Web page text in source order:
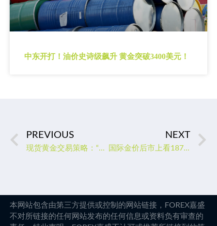
中东开打！油价史诗级飙升 黄金突破3400美元！
PREVIOUS
现货黄金交易策略：“小非农”携手初请数据来袭，警惕空头反扑
NEXT
国际金价后市上看1878美元
本网站包含由第三方提供或控制的网站链接，FOREX嘉盛
不对所链接的任何网站发布的任何信息或资料负有审查的